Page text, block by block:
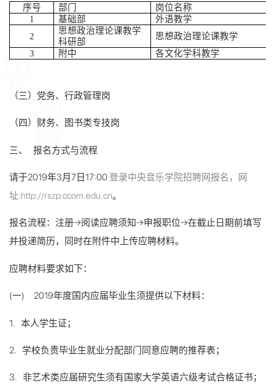
序号 部门
岗位名称
1
基础部
外语教学
2
思想政治理论课教学
科研部
思想政治理论课教学
3
附中 各文化学科教学
（三）党务、行政管理岗
（四）财务、图书类专技岗
三、 报名方式与流程
请于2019年3月7日17:00 登录中央音乐学院招聘网报名，网
址:http://rszp.ccom.edu.cn。
报名流程：注册→阅读应聘须知→申报职位→在截止日期前填写
并投递简历，同时在附件中上传应聘材料。
应聘材料要求如下：
(一) 2019年度国内应届毕业生须提供以下材料：
1. 本人学生证；
2. 学校负责毕业生就业分配部门同意应聘的推荐表；
3. 非艺术类应届研究生须有国家大学英语六级考试合格证书；